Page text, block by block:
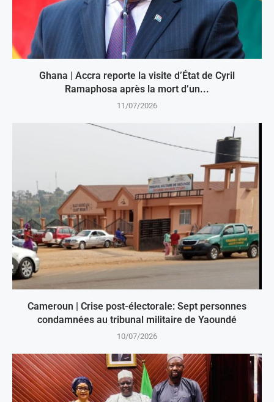
Ghana | Accra reporte la visite d’État de Cyril
Ramaphosa après la mort d’un...
11/07/2026
Cameroun | Crise post-électorale: Sept personnes
condamnées au tribunal militaire de Yaoundé
10/07/2026